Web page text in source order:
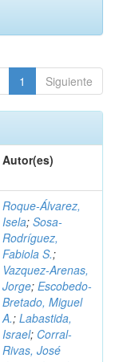
1 Siguiente
Autor(es)
Roque-Álvarez,
Isela; Sosa-
Rodríguez,
Fabiola S.;
Vazquez-Arenas,
Jorge; Escobedo-
Bretado, Miguel
A.; Labastida,
Israel; Corral-
Rivas, José